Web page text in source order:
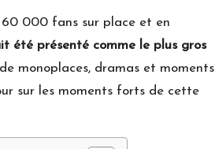
60 000 fans sur place et en
été présenté comme le plus gros
monoplaces, dramas et moments
sur les moments forts de cette